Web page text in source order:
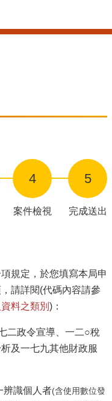
4
案件檢視
5
完成送出
規定，於您填寫本局申
請詳閱(代碼內容請參
料之類別 )：
二政令宣導、一二○稅
及一七九其他財政服
辨識個人者(含使用數位發